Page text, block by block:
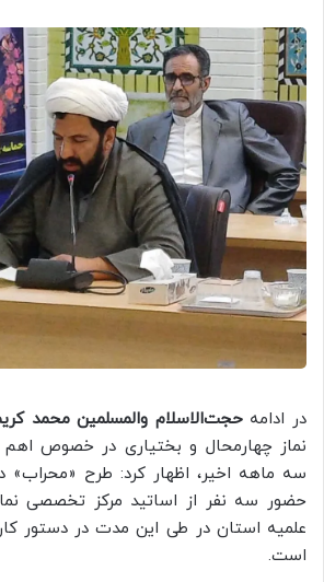
در ادامهحجت‌الاسلام والمسلمین محمد
نماز چهارمحال‌ و بختیاری در خصوص اهم
حضور سه نفر از اساتید مرکز تخصصی
علمیه استان در طی این مدت در دستور کار
است.